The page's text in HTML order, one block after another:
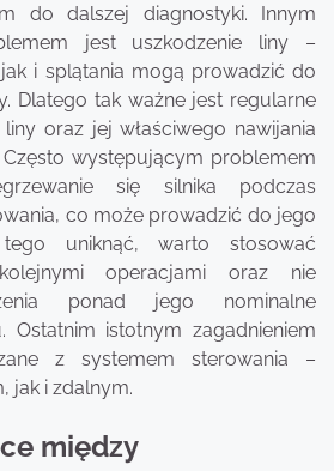
do dalszej diagnostyki. Innym
jest uszkodzenie liny –
i splątania mogą prowadzić do
Dlatego tak ważne jest regularne
oraz jej właściwego nawijania
występującym problemem
się silnika podczas
co może prowadzić do jego
uniknąć, warto stosować
operacjami oraz nie
ponad jego nominalne
Ostatnim istotnym zagadnieniem
z systemem sterowania –
jak i zdalnym.
między